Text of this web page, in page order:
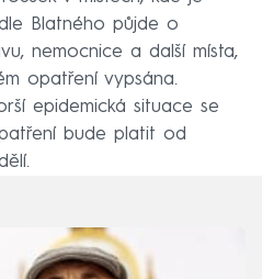
Blatného půjde o
nemocnice a další místa,
opatření vypsána.
epidemická situace se
bude platit od